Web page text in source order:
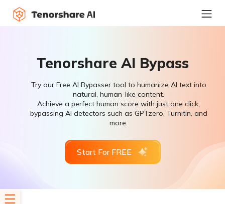
Tenorshare AI Bypass
Try our Free AI Bypasser tool to humanize AI text into
natural, human-like content.
Achieve a perfect human score with just one click,
bypassing AI detectors such as GPTzero, Turnitin, and
more.
Start For FREE